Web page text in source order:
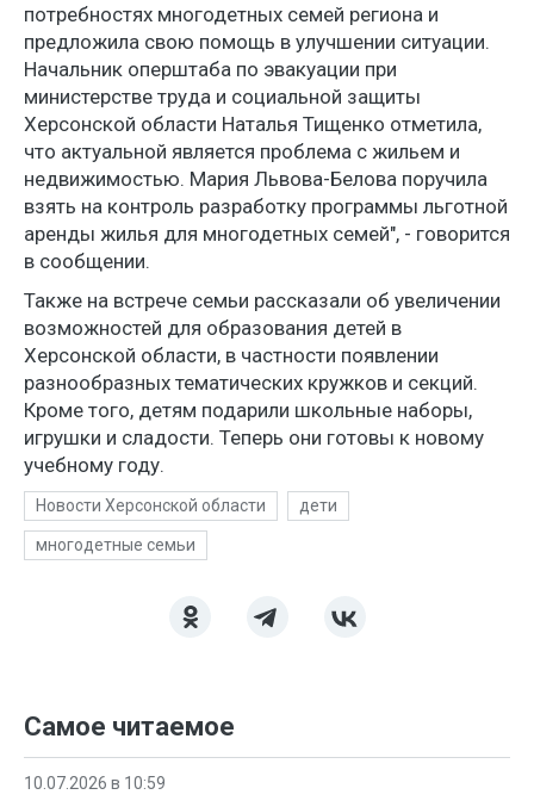
потребностях многодетных семей региона и
предложила свою помощь в улучшении ситуации.
Начальник оперштаба по эвакуации при
министерстве труда и социальной защиты
Херсонской области Наталья Тищенко отметила,
что актуальной является проблема с жильем и
недвижимостью. Мария Львова-Белова поручила
взять на контроль разработку программы льготной
аренды жилья для многодетных семей", - говорится
в сообщении.
Также на встрече семьи рассказали об увеличении
возможностей для образования детей в
Херсонской области, в частности появлении
разнообразных тематических кружков и секций.
Кроме того, детям подарили школьные наборы,
игрушки и сладости. Теперь они готовы к новому
учебному году.
Новости Херсонской области дети
многодетные семьи
Самое читаемое
10.07.2026 в 10:59